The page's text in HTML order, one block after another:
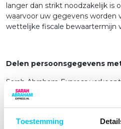
Toestemming
langer dan strikt noodzakelijk is
waarvoor uw gegevens worden
wettelijke fiscale bewaartermijn
Delen persoonsgegevens
Sarah Abraham Express
derden en verstrekt deze
onze opdracht verwerken, sluiten